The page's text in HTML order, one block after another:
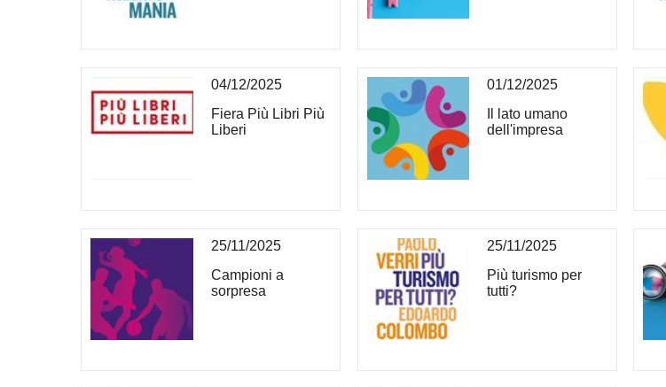
04/12/2025
Fiera Più Libri Più
Liberi
01/12/2025
Il lato umano
dell'impresa
25/11/2025
Campioni a
sorpresa
25/11/2025
Più turismo per
tutti?